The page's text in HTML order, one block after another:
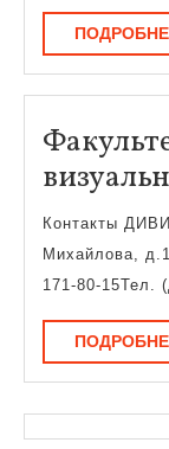
Контакты
Михайлова,
171-80-15Тел.